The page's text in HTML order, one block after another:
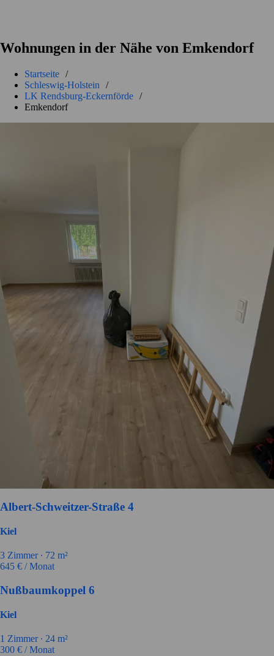
Wohnungen in der Nähe von Emkendorf
Startseite /
Schleswig-Holstein
/
LK Rendsburg-Eckernförde /
Emkendorf
Albert-Schweitzer-Straße 4
Kiel
3 Zimmer ∙ 72 m²
645 € / Monat
Nußbaumkoppel 6
Kiel
1 Zimmer ∙ 24 m²
300 € / Monat